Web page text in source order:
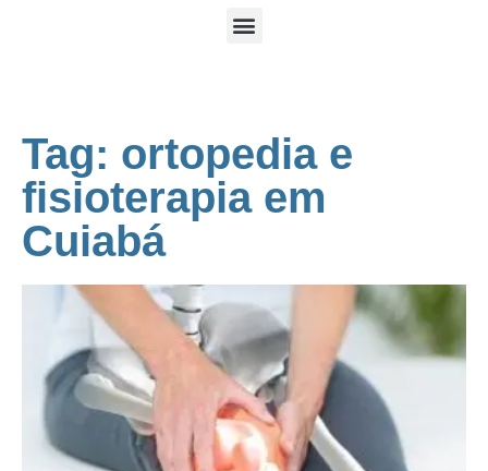
Tag: ortopedia e
fisioterapia em
Cuiabá